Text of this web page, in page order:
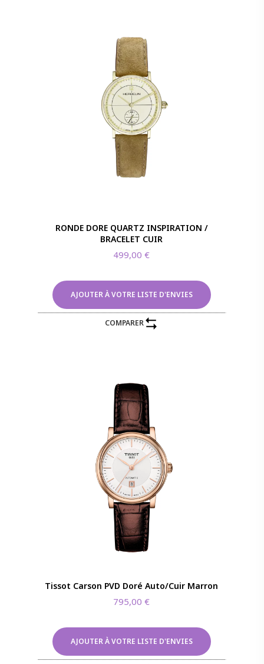
RONDE DORE QUARTZ INSPIRATION /
BRACELET CUIR
499,00€
AJOUTER À VOTRE LISTE D'ENVIES
COMPARER
Tissot Carson PVD Doré Auto/Cuir Marron
795,00€
AJOUTER À VOTRE LISTE D'ENVIES